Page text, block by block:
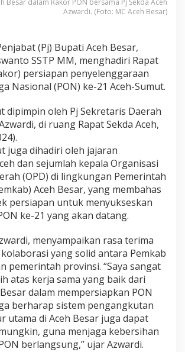
Besar dalam Rakor PON bersama Pj Sekda Aceh
Azwardi. (Foto: MC Aceh Besar)
(Pj) Bupati Aceh Besar,
SSTP MM, menghadiri Rapat
persiapan penyelenggaraan
Nasional (PON) ke-21 Aceh-Sumut.
dipimpin oleh Pj Sekretaris Daerah
di ruang Rapat Sekda Aceh,
juga dihadiri oleh jajaran
dan sejumlah kepala Organisasi
(OPD) di lingkungan Pemerintah
Aceh Besar, yang membahas
persiapan untuk menyukseskan
ke-21 yang akan datang.
menyampaikan rasa terima
yang solid antara Pemkab
pemerintah provinsi. “Saya sangat
atas kerja sama yang baik dari
dalam mempersiapkan PON
berharap sistem pengangkutan
utama di Aceh Besar juga dapat
guna menjaga kebersihan
berlangsung,” ujar Azwardi.